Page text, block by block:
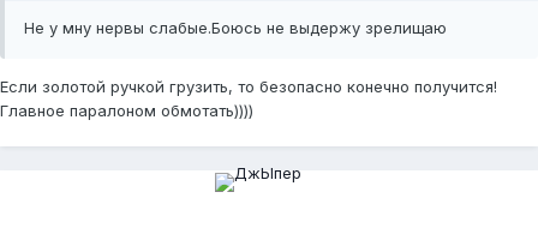
Не у мну нервы слабые.Боюсь не выдержу зрелищаю
Если золотой ручкой грузить, то безопасно конечно получится!
Главное паралоном обмотать))))